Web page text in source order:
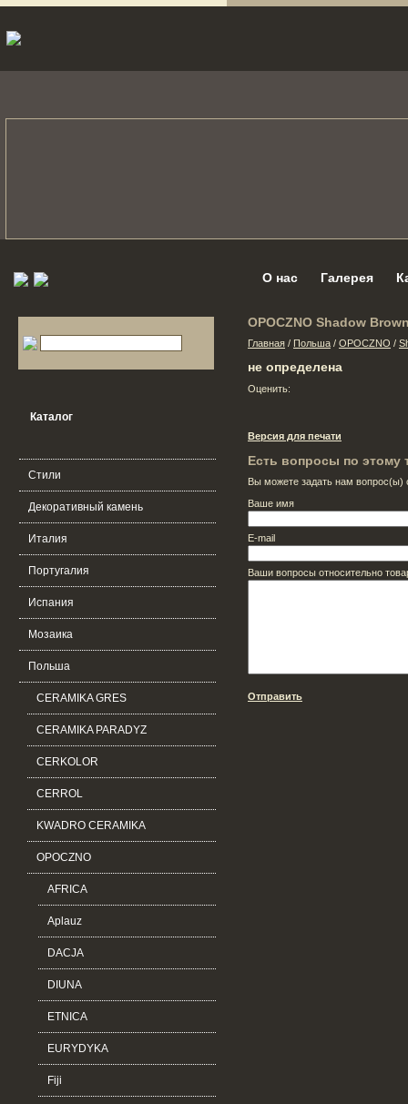
О нас Галерея
Каталог
Стили
Декоративный камень
Италия
Португалия
Испания
Мозаика
Польша
CERAMIKA GRES
CERAMIKA PARADYZ
CERKOLOR
CERROL
KWADRO CERAMIKA
OPOCZNO
AFRICA
Aplauz
DACJA
DIUNA
ETNICA
EURYDYKA
Fiji
OPOCZNO Shadow
Главная / Польша / OPOCZNO /
не определена
Оценить:
Версия для печати
Есть вопросы по этому
Вы можете задать нам
Ваше имя
E-mail
Ваши вопросы относительно
Отправить